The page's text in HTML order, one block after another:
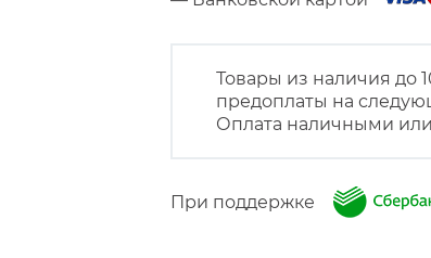
Товары из наличия до
предоплаты на
Оплата наличными
При поддержке